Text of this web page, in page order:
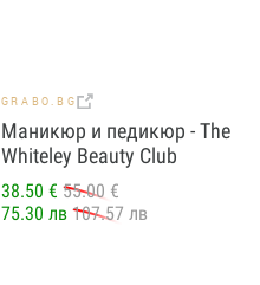
GRABO.BG
Маникюр и педикюр - The
Whiteley Beauty Club
38.50 € 55.00 €
75.30 лв 107.57 лв